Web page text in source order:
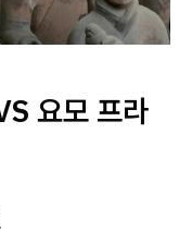
요모 프라